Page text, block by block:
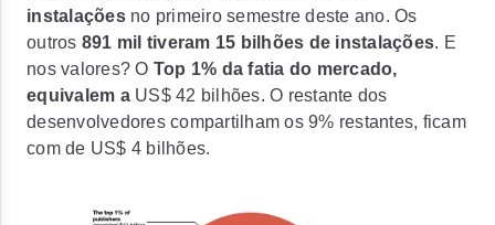
instalaçõesno primeiro semestre deste ano. Os
outros 891 mil tiveram 15 bilhões de instalações. E
nos valores? O Top 1% da fatia do mercado,
equivalem aUS$ 42 bilhões. O restante dos
desenvolvedores compartilham os 9% restantes, ficam
com de US$ 4 bilhões.